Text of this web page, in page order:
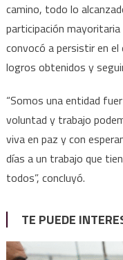
camino, todo lo
participación
convocó a persistir en
logros obtenidos y
“Somos una entidad
voluntad y trabajo
viva en paz y con
días a un trabajo que
todos”, concluyó.
TE PUEDE